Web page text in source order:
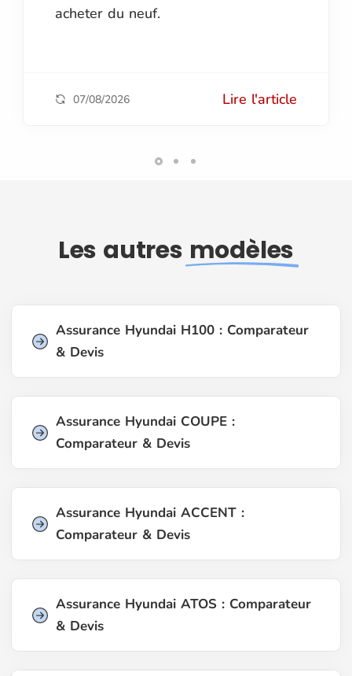
acheter du neuf.
07/08/2026 Lire l'article
Les autres modèles
Assurance Hyundai H100 : Comparateur
& Devis
Assurance Hyundai COUPE :
Comparateur & Devis
Assurance Hyundai ACCENT :
Comparateur & Devis
Assurance Hyundai ATOS : Comparateur
& Devis